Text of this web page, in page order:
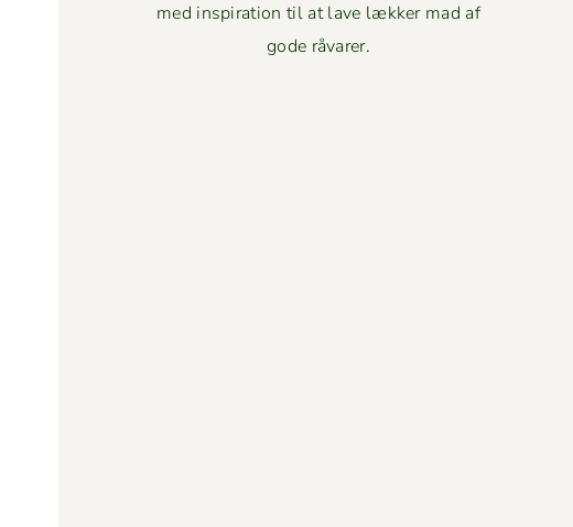
med inspiration til at lave lækker mad af
gode råvarer.